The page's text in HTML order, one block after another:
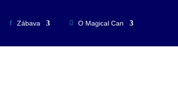
Zábava O Magical Can